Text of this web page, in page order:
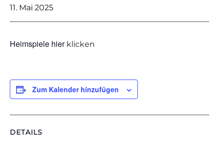
11. Mai 2025
Heimspiele hier klicken
Zum Kalender hinzufügen
DETAILS